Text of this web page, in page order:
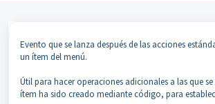
Evento que se lanza después de las acciones
un ítem del menú.
Útil para hacer operaciones adicionales a las que
ítem ha sido creado mediante código, para